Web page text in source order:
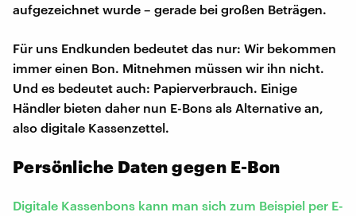
aufgezeichnet wurde – gerade bei großen Beträgen.
Für uns Endkunden bedeutet das nur: Wir bekommen
immer einen Bon. Mitnehmen müssen wir ihn nicht.
Und es bedeutet auch: Papierverbrauch. Einige
Händler bieten daher nun E-Bons als Alternative an,
also digitale Kassenzettel.
Persönliche Daten gegen E-Bon
Digitale Kassenbons kann man sich zum Beispiel per E-